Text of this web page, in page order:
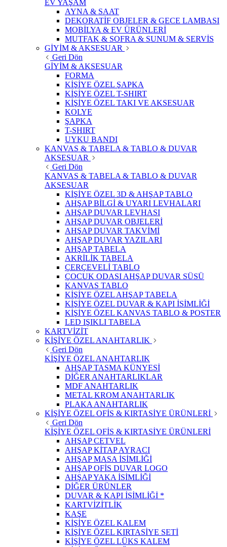
EV YAŞAM
AYNA & SAAT
DEKORATİF OBJELER & GECE LAMBASI
MOBİLYA & EV ÜRÜNLERİ
MUTFAK & SOFRA & SUNUM & SERVİS
GİYİM & AKSESUAR
Geri Dön
GİYİM & AKSESUAR
FORMA
KİŞİYE ÖZEL ŞAPKA
KİŞİYE ÖZEL T-SHIRT
KİŞİYE ÖZEL TAKI VE AKSESUAR
KOLYE
ŞAPKA
T-SHIRT
UYKU BANDI
KANVAS & TABELA & TABLO & DUVAR
AKSESUAR
Geri Dön
KANVAS & TABELA & TABLO & DUVAR
AKSESUAR
KİŞİYE ÖZEL 3D & AHŞAP TABLO
AHŞAP BİLGİ & UYARI LEVHALARI
AHŞAP DUVAR LEVHASI
AHŞAP DUVAR OBJELERİ
AHŞAP DUVAR TAKVİMİ
AHŞAP DUVAR YAZILARI
AHŞAP TABELA
AKRİLİK TABELA
ÇERÇEVELİ TABLO
ÇOCUK ODASI AHŞAP DUVAR SÜSÜ
KANVAS TABLO
KİŞİYE ÖZEL AHŞAP TABELA
KİŞİYE ÖZEL DUVAR & KAPI İSİMLİĞİ
KİŞİYE ÖZEL KANVAS TABLO & POSTER
LED IŞIKLI TABELA
KARTVİZİT
KİŞİYE ÖZEL ANAHTARLIK
Geri Dön
KİŞİYE ÖZEL ANAHTARLIK
AHŞAP TASMA KÜNYESİ
DİĞER ANAHTARLIKLAR
MDF ANAHTARLIK
METAL KROM ANAHTARLIK
PLAKA ANAHTARLIK
KİŞİYE ÖZEL OFİS & KIRTASİYE ÜRÜNLERİ
Geri Dön
KİŞİYE ÖZEL OFİS & KIRTASİYE ÜRÜNLERİ
AHŞAP CETVEL
AHŞAP KİTAP AYRACI
AHŞAP MASA İSİMLİĞİ
AHŞAP OFİS DUVAR LOGO
AHŞAP YAKA İSİMLİĞİ
DİĞER ÜRÜNLER
DUVAR & KAPI İSİMLİĞİ *
KARTVİZİTLİK
KAŞE
KİŞİYE ÖZEL KALEM
KİŞİYE ÖZEL KIRTASİYE SETİ
KİŞİYE ÖZEL LÜKS KALEM